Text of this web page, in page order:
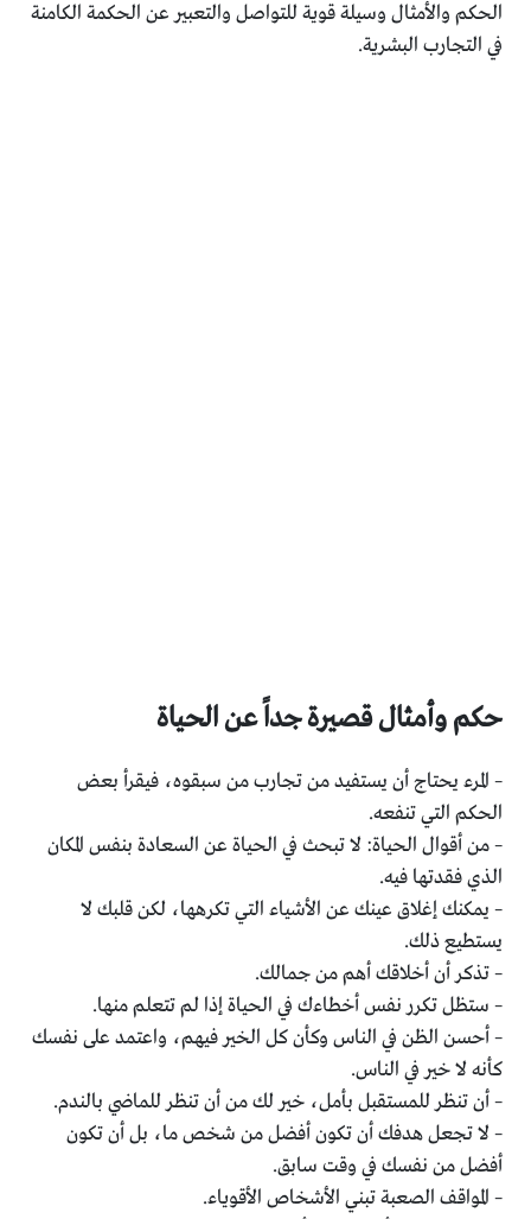
الحكم والأمثال وسيلة قوية للتواصل والتعبير عن الحكمة الكامنة
في التجارب البشرية.
حكم وأمثال قصيرة جداً عن الحياة
– المرء يحتاج أن يستفيد من تجارب من سبقوه، فيقرأ بعض
الحكم التي تنفعه.
– من أقوال الحياة: لا تبحث في الحياة عن السعادة بنفس المكان
الذي فقدتها فيه.
– يمكنك إغلاق عينك عن الأشياء التي تكرهها، لكن قلبك لا
يستطيع ذلك.
– تذكر أن أخلاقك أهم من جمالك.
– ستظل تكرر نفس أخطاءك في الحياة إذا لم تتعلم منها.
– أحسن الظن في الناس وكأن كل الخير فيهم، واعتمد على نفسك
كأنه لا خير في الناس.
– أن تنظر للمستقبل بأمل، خير لك من أن تنظر للماضي بالندم.
– لا تجعل هدفك أن تكون أفضل من شخص ما، بل أن تكون
أفضل من نفسك في وقت سابق.
– المواقف الصعبة تبني الأشخاص الأقوياء.